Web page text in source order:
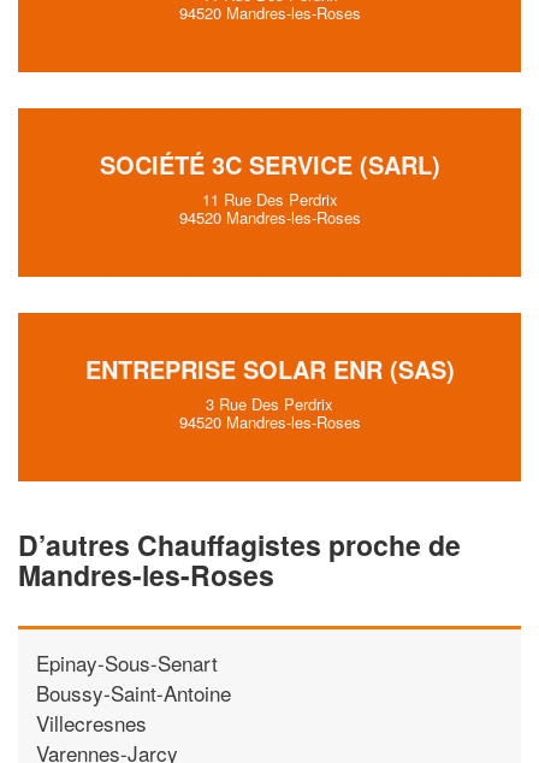
94520 Mandres-les-Roses
SOCIÉTÉ 3C SERVICE (SARL)
11 Rue Des Perdrix
94520 Mandres-les-Roses
ENTREPRISE SOLAR ENR (SAS)
3 Rue Des Perdrix
94520 Mandres-les-Roses
D’autres Chauffagistes proche de
Mandres-les-Roses
Epinay-Sous-Senart
Boussy-Saint-Antoine
Villecresnes
Varennes-Jarcy